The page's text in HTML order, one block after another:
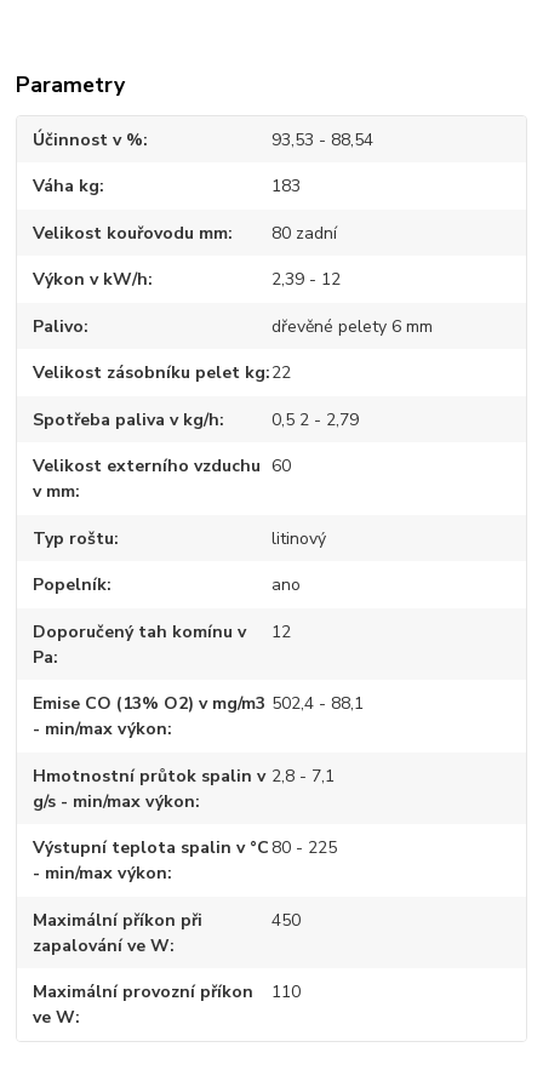
Parametry
Účinnost v % 93,53 - 88,54
Váha kg 183
Velikost kouřovodu mm 80 zadní
Výkon v kW/h 2,39 - 12
Palivo dřevěné pelety 6 mm
Velikost zásobníku pelet kg 22
Spotřeba paliva v kg/h 0,5 2 - 2,79
Velikost externího vzduchu
v mm
60
Typ roštu litinový
Popelník ano
Doporučený tah komínu v
Pa
12
Emise CO (13% O2) v mg/m3
- min/max výkon
502,4 - 88,1
Hmotnostní průtok spalin v
g/s - min/max výkon
2,8 - 7,1
Výstupní teplota spalin v °C
- min/max výkon
80 - 225
Maximální příkon při
zapalování ve W
450
Maximální provozní příkon
ve W
110